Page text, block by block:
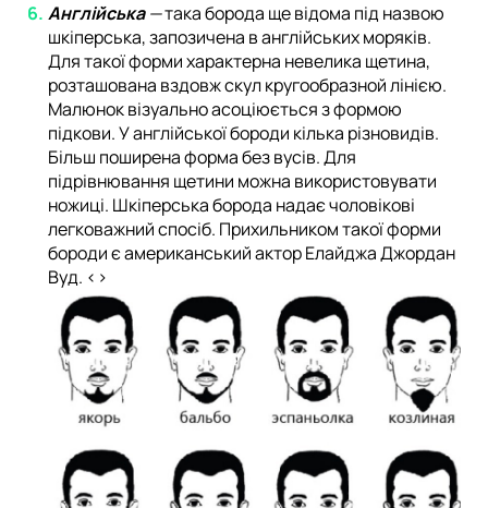
Англійська—така борода ще відома під назвою
шкіперська, запозичена в англійських моряків.
Для такої форми характерна невелика щетина,
розташована вздовж скул кругообразной лінією.
Малюнок візуально асоціюється з формою
підкови. У англійської бороди кілька різновидів.
Більш поширена форма без вусів. Для
підрівнювання щетини можна використовувати
ножиці. Шкіперська борода надає чоловікові
легковажний спосіб. Прихильником такої форми
бороди є американський актор Елайджа Джордан
Вуд. <>